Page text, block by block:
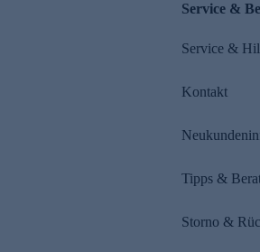
Service &
Service &
Kontakt
Tipps &
Storno &